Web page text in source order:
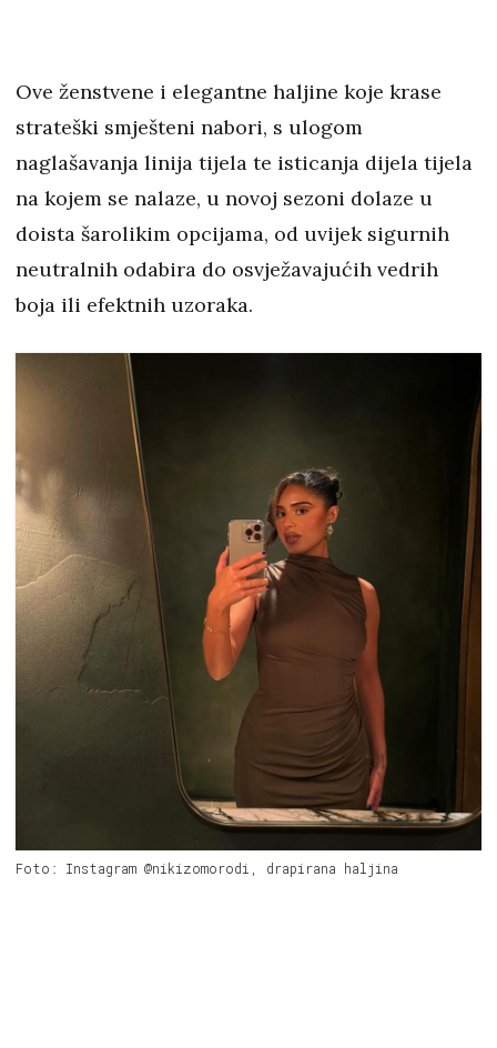
Ove ženstvene i elegantne haljine koje krase
strateški smješteni nabori, s ulogom
naglašavanja linija tijela te isticanja dijela tijela
na kojem se nalaze, u novoj sezoni dolaze u
doista šarolikim opcijama, od uvijek sigurnih
neutralnih odabira do osvježavajućih vedrih
boja ili efektnih uzoraka.
Foto: Instagram @nikizomorodi, drapirana haljina